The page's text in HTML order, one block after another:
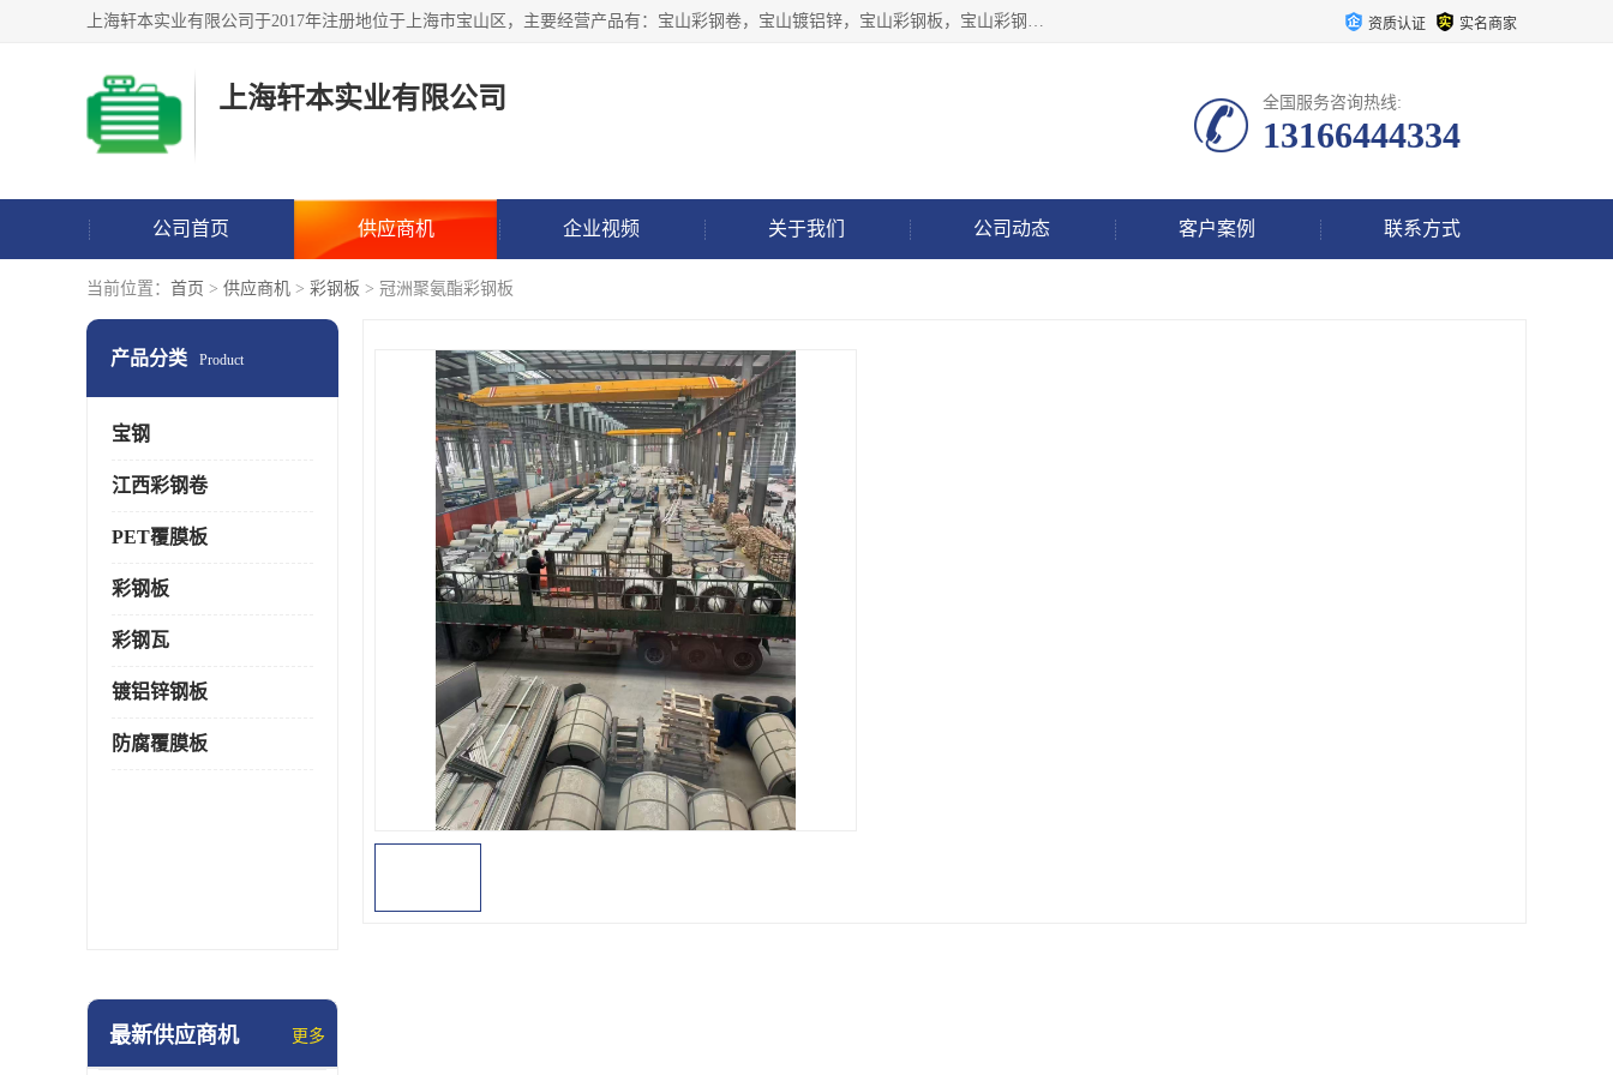
上海轩本实业有限公司于2017年注册地位于上海市宝山区，主要经营产品有：宝山彩钢卷，宝山镀铝锌，宝山彩钢板，宝山彩钢瓦等产品的生产和销售。 资质认证 实名商家
上海轩本实业有限公司 全国服务咨询热线:
13166444334
公司首页 供应商机 企业视频 关于我们 公司动态 客户案例 联系方式
当前位置： 首页 > 供应商机 > 彩钢板 > 冠洲聚氨酯彩钢板
产品分类 Product
宝钢
江西彩钢卷
PET覆膜板
彩钢板
彩钢瓦
镀铝锌钢板
防腐覆膜板
最新供应商机 更多